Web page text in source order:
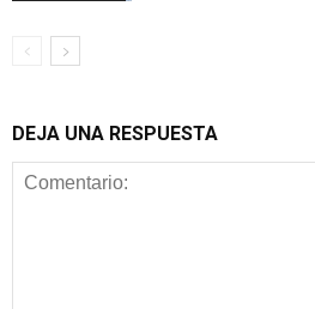
DEJA UNA RESPUESTA